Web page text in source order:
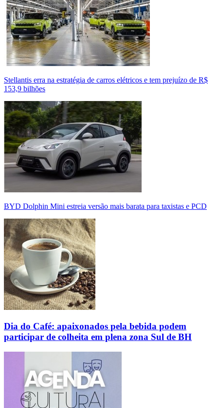
Stellantis erra na estratégia de carros elétricos e tem prejuízo de R$
153,9 bilhões
BYD Dolphin Mini estreia versão mais barata para taxistas e PCD
Dia do Café: apaixonados pela bebida podem
participar de colheita em plena zona Sul de BH